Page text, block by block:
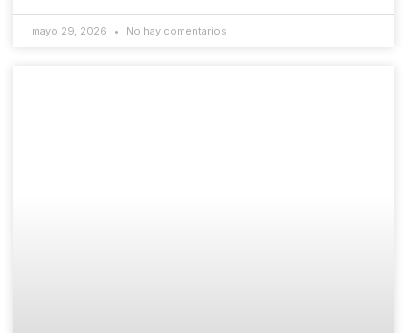
mayo 29, 2026 No hay comentarios